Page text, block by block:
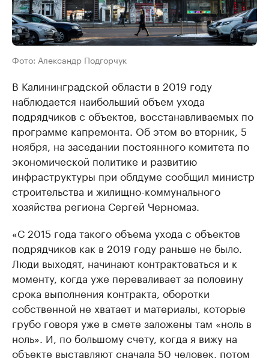
Фото: Александр Подгорчук
В Калининградской области в 2019 году
наблюдается наибольший объем ухода
подрядчиков с объектов, восстанавливаемых по
программе капремонта. Об этом во вторник, 5
ноября, на заседании постоянного комитета по
экономической политике и развитию
инфраструктуры при облдуме сообщил министр
строительства и жилищно-коммунального
хозяйства региона Сергей Черномаз.
«С 2015 года такого объема ухода с объектов
подрядчиков как в 2019 году раньше не было.
Люди выходят, начинают контрактоваться и к
моменту, когда уже переваливает за половину
срока выполнения контракта, оборотки
собственной не хватает и материалы, которые
грубо говоря уже в смете заложены там «ноль в
ноль». И, по большому счету, когда я вижу на
объекте выставляют сначала 50 человек, потом